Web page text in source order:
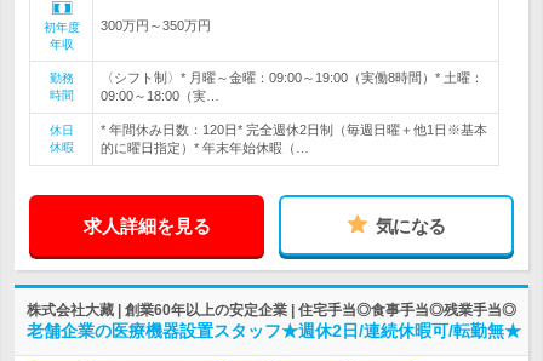
初年度
年収
300万円～350万円
勤務
時間
〈シフト制〉* 月曜～金曜：09:00～19:00（実働8時間）* 土曜：
09:00～18:00（実…
休日
休暇
* 年間休み日数：120日* 完全週休2日制（毎週日曜＋他1日※基本
的に曜日指定）* 年末年始休暇（…
求人詳細を見る 気になる
株式会社大藏 | 創業60年以上の安定企業 | 住宅手当◎食事手当◎残業手当◎
老舗企業の医療機器設置スタッフ★週休2日/連続休暇可/転勤無★